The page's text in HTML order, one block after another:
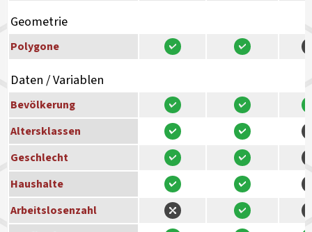
Geometrie
Polygone
Daten / Variablen
Bevölkerung
Altersklassen
Geschlecht
Haushalte
Arbeitslosenzahl